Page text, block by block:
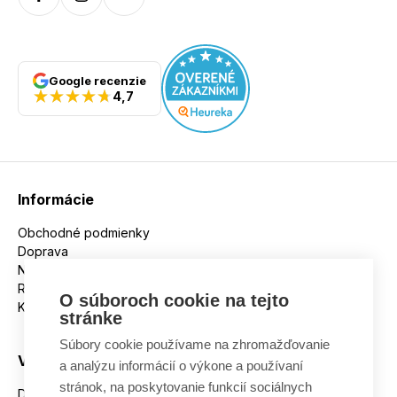
Google recenzie
4,7
Informácie
Obchodné podmienky
Doprava
Nakupujeme na splátky
Reklamácie
Kontakt
Všetko o nákupe
Dostupnosť tovaru
O súboroch cookie na tejto
stránke
Súbory cookie používame na zhromažďovanie
a analýzu informácií o výkone a používaní
stránok, na poskytovanie funkcií sociálnych